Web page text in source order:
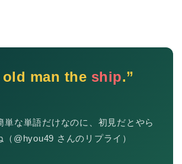
old man the ship.”
な単語だけなのに、初見だとやら
（@hyou49 さんのリプライ）